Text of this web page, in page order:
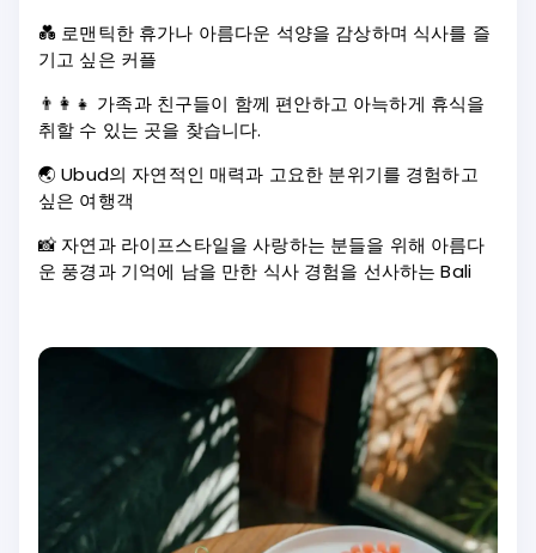
💑 로맨틱한 휴가나 아름다운 석양을 감상하며 식사를 즐
기고 싶은 커플
👨‍👩‍👧 가족과 친구들이 함께 편안하고 아늑하게 휴식을
취할 수 있는 곳을 찾습니다.
🌏 Ubud의 자연적인 매력과 고요한 분위기를 경험하고
싶은 여행객
📸 자연과 라이프스타일을 사랑하는 분들을 위해 아름다
운 풍경과 기억에 남을 만한 식사 경험을 선사하는 Bali